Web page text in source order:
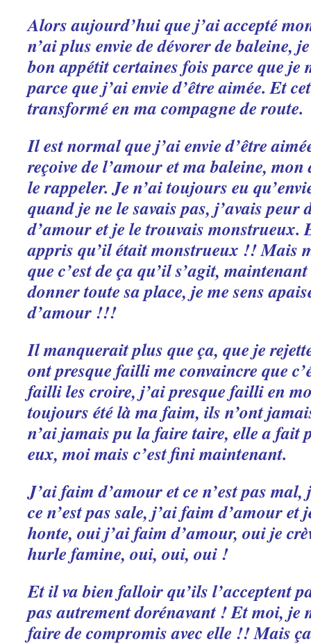
Alors aujourd’hui que j’ai accepté
n’ai plus envie de dévorer de baleine,
bon appétit certaines fois parce que je
parce que j’ai envie d’être aimée. Et
transformé en ma compagne de route.
Il est normal que j’ai envie d’être
reçoive de l’amour et ma baleine,
le rappeler. Je n’ai toujours eu
quand je ne le savais pas, j’avais peur
d’amour et je le trouvais monstrueux.
appris qu’il était monstrueux !! Mais
que c’est de ça qu’il s’agit,
donner toute sa place, je me sens
d’amour !!!
Il manquerait plus que ça, que je
ont presque failli me convaincre que
failli les croire, j’ai presque failli en
toujours été là ma faim, ils n’ont
n’ai jamais pu la faire taire, elle a fait
eux, moi mais c’est fini maintenant.
J’ai faim d’amour et ce n’est pas
ce n’est pas sale, j’ai faim d’amour et
honte, oui j’ai faim d’amour, oui je
hurle famine, oui, oui, oui !
Et il va bien falloir qu’ils l’acceptent
pas autrement dorénavant ! Et moi, je
faire de compromis avec elle !! Mais